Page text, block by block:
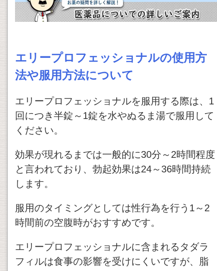
エリープロフェッショナルの使用方
法や服用方法について
エリープロフェッショナルを服用する際は、1
回につき半錠～1錠を水やぬるま湯で服用して
ください。
効果が現れるまでは一般的に30分～2時間程度
と言われており、勃起効果は24～36時間持続
します。
服用のタイミングとしては性行為を行う1～2
時間前の空腹時がおすすめです。
エリープロフェッショナルに含まれるタダラ
フィルは食事の影響を受けにくいですが、脂